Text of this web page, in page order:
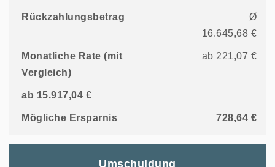
Rückzahlungsbetrag
Ø
16.645,68 €
Monatliche Rate (mit
Vergleich)
ab 221,07 €
ab 15.917,04 €
Mögliche Ersparnis 728,64 €
Umschuldung